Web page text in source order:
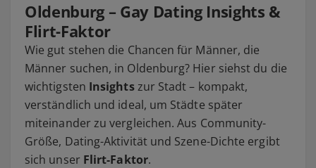
Oldenburg – Gay Dating Insights &
Flirt-Faktor
Wie gut stehen die Chancen für Männer, die
Männer suchen, in Oldenburg? Hier siehst du die
wichtigsten Insightszur Stadt – kompakt,
verständlich und ideal, um Städte später
miteinander zu vergleichen. Aus Community-
Größe, Dating-Aktivität und Szene-Dichte ergibt
sich unser Flirt-Faktor.